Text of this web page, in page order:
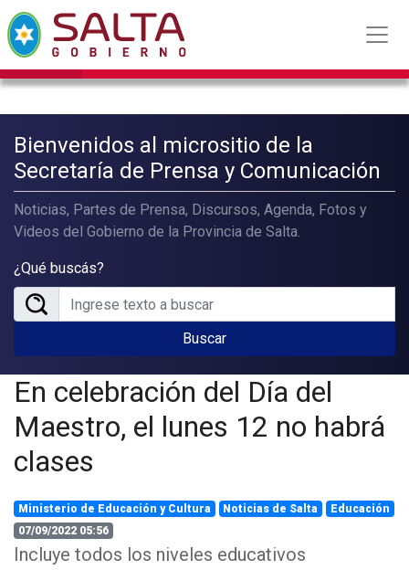
Bienvenidos al micrositio de la
Secretaría de Prensa y Comunicación
Noticias, Partes de Prensa, Discursos, Agenda, Fotos y
Videos del Gobierno de la Provincia de Salta.
¿Qué buscás?
Buscar
En celebración del Día del
Maestro, el lunes 12 no habrá
clases
Ministerio de Educación y Cultura Noticias de Salta
Educación
07/09/2022 05:56
Incluye todos los niveles educativos